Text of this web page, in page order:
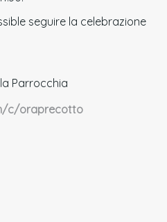
seguire la celebrazione
Parrocchia
c/oraprecotto